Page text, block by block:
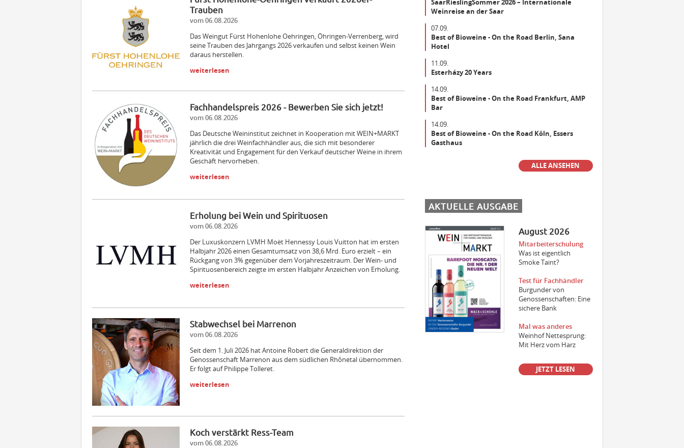
Trauben
vom 06.08.2026
Das Weingut Fürst Hohenlohe Oehringen, Öhringen-­Verrenberg, wird
seine Trauben des Jahrgangs 2026 verkaufen und selbst keinen Wein
daraus herstellen.
weiterlesen
Fachhandelspreis 2026 - Bewerben Sie sich jetzt!
vom 06.08.2026
Das Deutsche Weininstitut zeichnet in Kooperation mit WEIN+MARKT
jährlich die drei Weinfachhändler aus, die sich mit besonderer
Kreativität und Engagement für den Verkauf deutscher Weine in ihrem
Geschäft hervorheben.
weiterlesen
Erholung bei Wein und Spirituosen
vom 06.08.2026
Der Luxuskonzern LVMH Moët Hennessy Louis Vuitton hat im ersten
Halbjahr 2026 einen Gesamtumsatz von 38,6 Mrd. Euro erzielt – ein
Rückgang von 3% gegenüber dem Vorjahreszeitraum. Der Wein- und
Spirituosenbereich zeigte im ersten Halbjahr Anzeichen von Erholung.
weiterlesen
Stabwechsel bei Marrenon
vom 06.08.2026
Seit dem 1. Juli 2026 hat Antoine Robert die Generaldirektion der
Genossenschaft Marrenon aus dem südlichen Rhônetal übernommen.
Er folgt auf Philippe Tolleret.
weiterlesen
Koch verstärkt Ress-Team
vom 06.08.2026
Senior Brand Builder (m/w/d)
Landmaschinenmechatroniker
Weinbau (m/w/d)
Gebietsverkaufsleiter WEST (m/w/d)
Der beste Weinfachhandel 2024
sucht Verstärkung
Aushilfe Vinothek
Einkäufer/Einkäuferin Wein (m/w/d)
SaarRieslingSommer 2026 – Internationale
Weinreise an der Saar
07.09.
Best of Bioweine - On the Road Berlin, Sana
Hotel
11.09.
Esterházy 20 Years
14.09.
Best of Bioweine - On the Road Frankfurt, AMP
Bar
14.09.
Best of Bioweine - On the Road Köln, Essers
Gasthaus
ALLE ANSEHEN
AKTUELLE AUSGABE
August 2026
Mitarbeiterschulung
Was ist eigentlich
Smoke Taint?
Test für Fachhändler
Burgunder von
Genossenschaften: Eine
sichere Bank
Mal was anderes
Weinhof Nettesprung:
Mit Herz vom Harz
JETZT LESEN